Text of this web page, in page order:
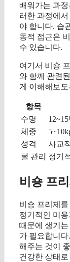
배워가는 과
러한 과정에
야 합니다. 습
동적 접근은
수 있습니다.
여기서 비숑
와 함께 관련
게 이해해보
항목
수명
12~15
체중
성격
사교
털 관리 정기
비숑 프
비숑 프리제
정기적인 미
때문에 생기는
가 필요합니
해주는 것이
건강한 상태